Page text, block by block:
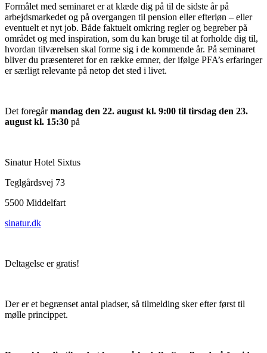
Formålet med seminaret er at klæde dig på til de sidste år på
arbejdsmarkedet og på overgangen til pension eller efterløn – eller
eventuelt et nyt job. Både faktuelt omkring regler og begreber på
området og med inspiration, som du kan bruge til at forholde dig til,
hvordan tilværelsen skal forme sig i de kommende år. På seminaret
bliver du præsenteret for en række emner, der ifølge PFA’s erfaringer
er særligt relevante på netop det sted i livet.
Det foregårmandag den 22. august kl. 9:00 til tirsdag den 23.
august kl. 15:30 på
Sinatur Hotel Sixtus
Teglgårdsvej 73
5500 Middelfart
sinatur.dk
Deltagelse er gratis!
Der er et begrænset antal pladser, så tilmelding sker efter først til
mølle princippet.